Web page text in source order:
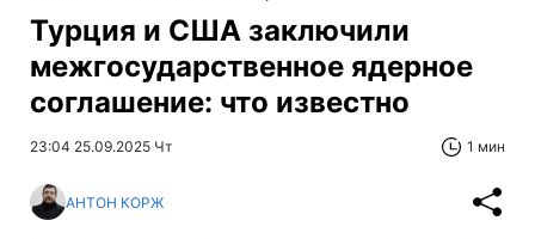
Турция и США заключили
межгосударственное ядерное
соглашение: что известно
23:04 25.09.2025 Чт 1 мин
АНТОН КОРЖ